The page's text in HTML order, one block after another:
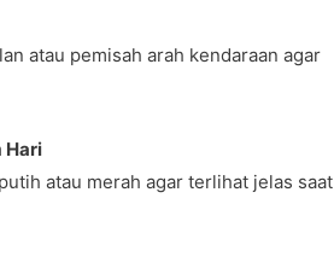
atau pemisah arah kendaraan agar
Hari
atau merah agar terlihat jelas saat